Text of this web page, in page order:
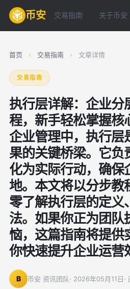
币安 交易指南 关于币安
首页 › 交易指南 › 文章详情
交易指南
执行层详解：企业分
程，新手轻松掌握核
企业管理中，执行层
果的关键桥梁。它负
化为实际行动，确保
地。本文将以分步教
零了解执行层的定义
法。如果你正为团队
恼，这篇指南将提供
你快速提升企业运营
B 币安 资讯团队· 2026年05月11日·